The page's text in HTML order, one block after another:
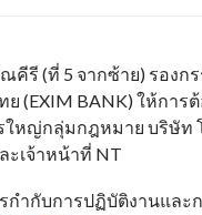
คีรี (ที่ 5 จากซ้าย) รอง
ย (EXIM BANK) ให้กา
ใหญ่กลุ่มกฎหมาย บริษัท
เจ้าหน้าที่ NT
กำกับการปฏิบัติงานแล